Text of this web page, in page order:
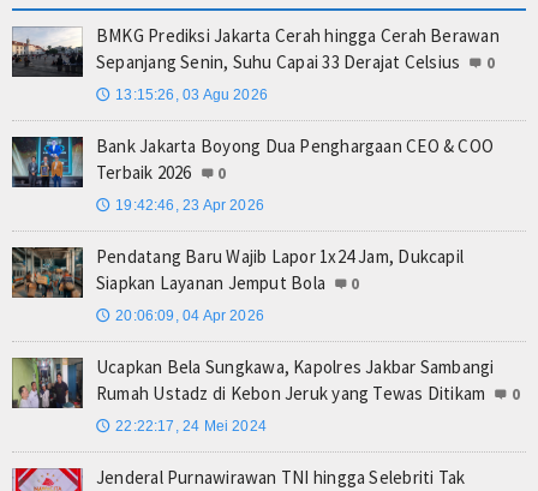
BMKG Prediksi Jakarta Cerah hingga Cerah Berawan
Sepanjang Senin, Suhu Capai 33 Derajat Celsius
0
🕔 13:15:26, 03 Agu 2026
Bank Jakarta Boyong Dua Penghargaan CEO & COO
Terbaik 2026
0
🕔 19:42:46, 23 Apr 2026
Pendatang Baru Wajib Lapor 1x24 Jam, Dukcapil
Siapkan Layanan Jemput Bola
0
🕔 20:06:09, 04 Apr 2026
Ucapkan Bela Sungkawa, Kapolres Jakbar Sambangi
Rumah Ustadz di Kebon Jeruk yang Tewas Ditikam
0
🕔 22:22:17, 24 Mei 2024
Jenderal Purnawirawan TNI hingga Selebriti Tak